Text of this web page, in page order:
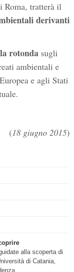
Roma, tratterà il
derivanti
rotondasugli
ambientali e
e agli Stati
(18 giugno 2015)
alla scoperta di
di Catania,